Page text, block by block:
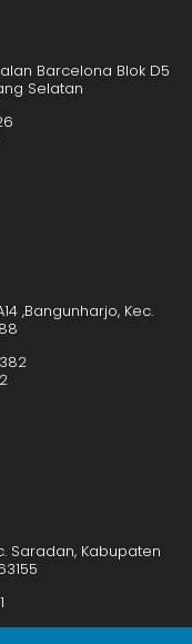
Barcelona Blok D5
Selatan
,Bangunharjo, Kec.
Saradan, Kabupaten